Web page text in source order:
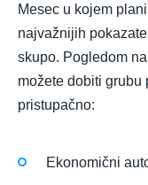
Mesec u kojem
najvažnijih
skupo. Pogledom
možete dobiti grubu
pristupačno:
Ekonomični